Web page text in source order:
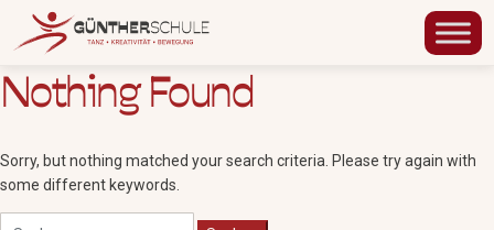
Nothing Found
Sorry, but nothing matched your search criteria. Please try again with
some different keywords.